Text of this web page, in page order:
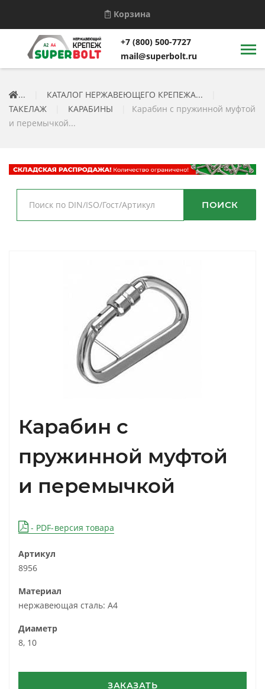
Корзина
+7 (800) 500-7727
mail@superbolt.ru
... КАТАЛОГ НЕРЖАВЕЮЩЕГО КРЕПЕЖА...
ТАКЕЛАЖ
КАРАБИНЫ
Карабин с пружинной муфтой
и перемычкой...
ПОИСК
Карабин с
пружинной муфтой
и перемычкой
- PDF-версия товара
Артикул
8956
Материал
нержавеющая сталь: A4
Диаметр
8, 10
ЗАКАЗАТЬ